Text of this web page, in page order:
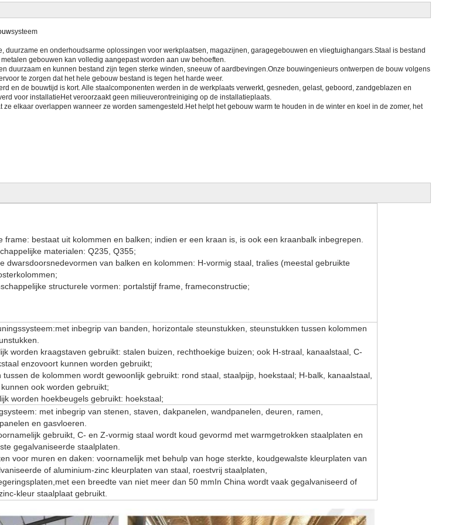
systeem
duurzame en onderhoudsarme oplossingen voor werkplaatsen, magazijnen, garagegebouwen en vliegtuighangars.Staal is bestand
gebouwen kan volledig aangepast worden aan uw behoeften.
duurzaam en kunnen bestand zijn tegen sterke winden, sneeuw of aardbevingen.Onze bouwingenieurs ontwerpen de bouw volgens
te zorgen dat het hele gebouw bestand is tegen het harde weer.
en de bouwtijd is kort. Alle staalcomponenten werden in de werkplaats verwerkt, gesneden, gelast, geboord, zandgeblazen en
voor installatieHet veroorzaakt geen milieuverontreiniging op de installatieplaats.
ze elkaar overlappen wanneer ze worden samengesteld.Het helpt het gebouw warm te houden in de winter en koel in de zomer, het
frame: bestaat uit kolommen en balken; indien er een kraan is, is ook een kraanbalk inbegrepen.
materialen: Q235, Q355;
dwarsdoorsnedevormen van balken en kolommen: H-vormig staal, tralies (meestal gebruikte
structurele vormen: portalstijf frame, frameconstructie;
met inbegrip van banden, horizontale steunstukken, steunstukken tussen kolommen
worden kraagstaven gebruikt: stalen buizen, rechthoekige buizen; ook H-straal, kanaalstaal, C-
enzovoort kunnen worden gebruikt;
tussen de kolommen wordt gewoonlijk gebruikt: rond staal, staalpijp, hoekstaal; H-balk, kanaalstaal,
ook worden gebruikt;
worden hoekbeugels gebruikt: hoekstaal;
: met inbegrip van stenen, staven, dakpanelen, wandpanelen, deuren, ramen,
en gasvloeren.
gebruikt, C- en Z-vormig staal wordt koud gevormd met warmgetrokken staalplaten en
gegalvaniseerde staalplaten.
voor muren en daken: voornamelijk met behulp van hoge sterkte, koudgewalste kleurplaten van
of aluminium-zinc kleurplaten van staal, roestvrij staalplaten,
een breedte van niet meer dan 50 mmIn China wordt vaak gegalvaniseerd of
kleur staalplaat gebruikt.